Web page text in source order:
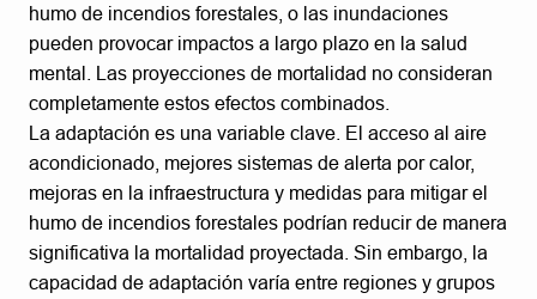
humo de incendios forestales, o las inundaciones
pueden provocar impactos a largo plazo en la salud
mental. Las proyecciones de mortalidad no consideran
completamente estos efectos combinados.
La adaptación es una variable clave. El acceso al aire
acondicionado, mejores sistemas de alerta por calor,
mejoras en la infraestructura y medidas para mitigar el
humo de incendios forestales podrían reducir de manera
significativa la mortalidad proyectada. Sin embargo, la
capacidad de adaptación varía entre regiones y grupos